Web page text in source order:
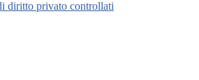
diritto privato controllati